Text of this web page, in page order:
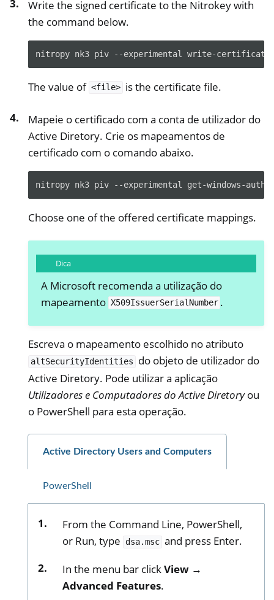
Write the signed certificate to the Nitrokey with
the command below.
nitropy nk3 piv --experimental write-certificate
The value of <file> is the certificate file.
Mapeie o certificado com a conta de utilizador do
Active Diretory. Crie os mapeamentos de
certificado com o comando abaixo.
nitropy nk3 piv --experimental get-windows-auth-
Choose one of the offered certificate mappings.
Dica
A Microsoft recomenda a utilização do
mapeamento X509IssuerSerialNumber .
Escreva o mapeamento escolhido no atributo
altSecurityIdentities
do objeto de utilizador do
Active Diretory. Pode utilizar a aplicação
Utilizadores e Computadores do Active Diretoryou
o PowerShell para esta operação.
Active Directory Users and Computers
PowerShell
From the Command Line, PowerShell,
or Run, type dsa.msc and press Enter.
In the menu bar clickView →
Advanced Features.